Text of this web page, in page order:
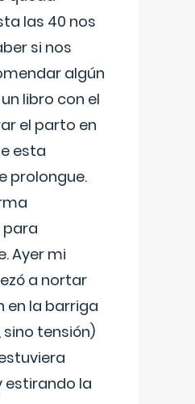
las 40 nos
si nos
algún
libro con el
el parto en
esta
prolongue.
Ayer mi
a nortar
en la barriga
sino tensión)
estirando la